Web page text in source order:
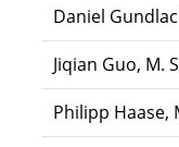
Daniel
Jiqian Guo, M.
Philipp Haase,